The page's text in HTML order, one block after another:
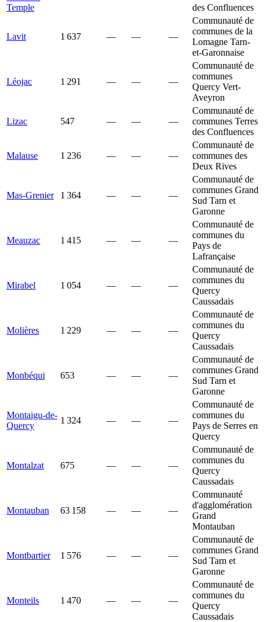
Temple
des Confluences
Lavit 1 637 — — —
Communauté de
communes de la
Lomagne Tarn-
et-Garonnaise
Léojac 1 291 — — —
Communauté de
communes
Quercy Vert-
Aveyron
Lizac 547 — — —
Communauté de
communes Terres
des Confluences
Malause 1 236 — — —
Communauté de
communes des
Deux Rives
Mas-Grenier 1 364 — — —
Communauté de
communes Grand
Sud Tarn et
Garonne
Meauzac 1 415 — — —
Communauté de
communes du
Pays de
Lafrançaise
Mirabel 1 054 — — —
Communauté de
communes du
Quercy
Caussadais
Molières 1 229 — — —
Communauté de
communes du
Quercy
Caussadais
Monbéqui 653 — — —
Communauté de
communes Grand
Sud Tarn et
Garonne
Montaigu-de-
Quercy
1 324 — — —
Communauté de
communes du
Pays de Serres en
Quercy
Montalzat 675 — — —
Communauté de
communes du
Quercy
Caussadais
Montauban 63 158 — — —
Communauté
d'agglomération
Grand
Montauban
Montbartier 1 576 — — —
Communauté de
communes Grand
Sud Tarn et
Garonne
Monteils 1 470 — — —
Communauté de
communes du
Quercy
Caussadais